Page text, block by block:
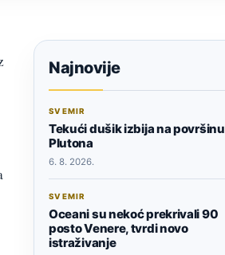
Najnovije
SVEMIR
Tekući dušik izbija na površinu
Plutona
6. 8. 2026.
SVEMIR
Oceani su nekoć prekrivali 90
posto Venere, tvrdi novo
istraživanje